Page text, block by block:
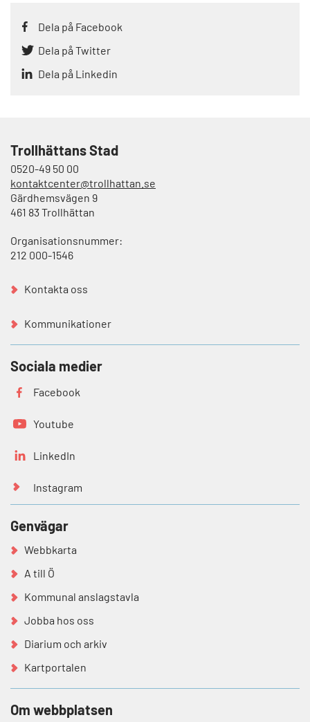
Dela på Facebook
Dela på Twitter
Dela på Linkedin
Trollhättans Stad
0520-49 50 00
kontaktcenter@trollhattan.se
Gärdhemsvägen 9
461 83 Trollhättan
Organisationsnummer:
212 000-1546
Kontakta oss
Kommunikationer
Sociala medier
Facebook
Youtube
LinkedIn
Instagram
Genvägar
Webbkarta
A till Ö
Kommunal anslagstavla
Jobba hos oss
Diarium och arkiv
Kartportalen
Om webbplatsen